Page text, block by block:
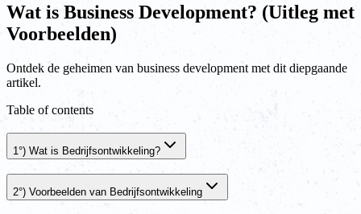
Wat is Business Development? (Uitleg met
Voorbeelden)
Ontdek de geheimen van business development met dit diepgaande
artikel.
Table of contents
1°) Wat is Bedrijfsontwikkeling?
2°) Voorbeelden van Bedrijfsontwikkeling